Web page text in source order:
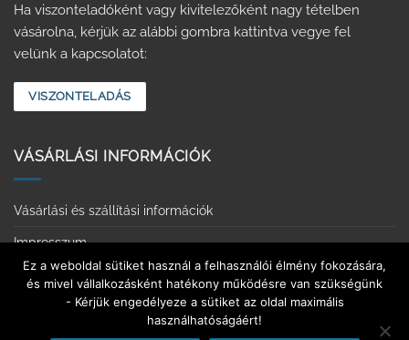
Ha viszonteladóként vagy kivitelezőként nagy tételben
vásárolna, kérjük az alábbi gombra kattintva vegye fel
velünk a kapcsolatot:
VISZONTELADÁS
VÁSÁRLÁSI INFORMÁCIÓK
Vásárlási és szállítási információk
Impresszum
Adatvédelmi tájékoztató
Érintkezésmentes vásárlás
Ez a weboldal sütiket használ a felhasználói élmény fokozására,
és mivel vállalkozásként hatékony működésre van szükségünk
- Kérjük engedélyeze a sütiket az oldal maximális
használhatóságáért!